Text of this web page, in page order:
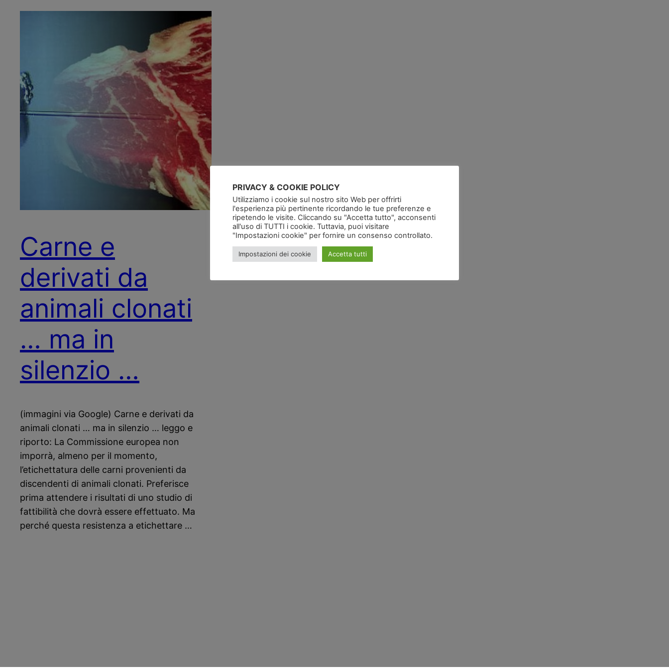
Carne e
derivati da
animali clonati
… ma in
silenzio …
(immagini via Google) Carne e derivati da
animali clonati … ma in silenzio … leggo e
riporto: La Commissione europea non
imporrà, almeno per il momento,
l’etichettatura delle carni provenienti da
discendenti di animali clonati. Preferisce
prima attendere i risultati di uno studio di
fattibilità che dovrà essere effettuato. Ma
perché questa resistenza a etichettare …
PRIVACY & COOKIE POLICY
Utilizziamo i cookie sul nostro sito Web per offrirti
l'esperienza più pertinente ricordando le tue preferenze e
ripetendo le visite. Cliccando su "Accetta tutto", acconsenti
all'uso di TUTTI i cookie. Tuttavia, puoi visitare
"Impostazioni cookie" per fornire un consenso controllato.
Impostazioni dei cookie Accetta tutti